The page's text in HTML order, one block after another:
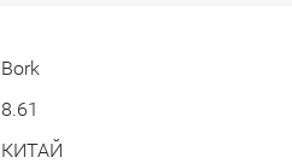
Bork
8.61
КИТАЙ